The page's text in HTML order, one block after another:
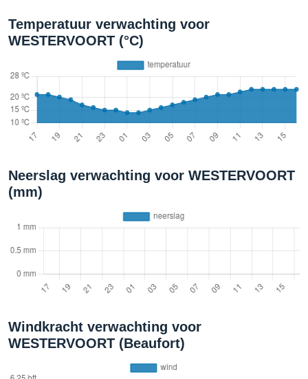
Temperatuur verwachting voor
WESTERVOORT (°C)
Neerslag verwachting voor WESTERVOORT
(mm)
Windkracht verwachting voor
WESTERVOORT (Beaufort)